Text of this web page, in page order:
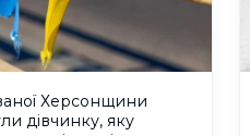
Херсонщини
дівчинку, яку